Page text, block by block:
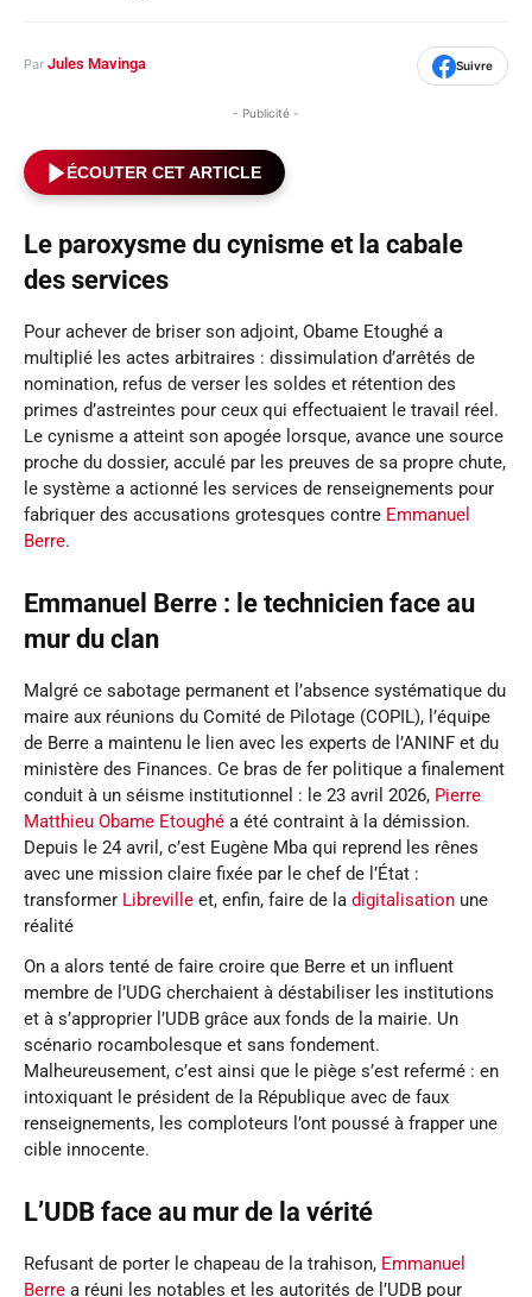
Par Jules Mavinga Suivre
- Publicité -
ÉCOUTER CET ARTICLE
Le paroxysme du cynisme et la cabale
des services
Pour achever de briser son adjoint, Obame Etoughé a
multiplié les actes arbitraires : dissimulation d’arrêtés de
nomination, refus de verser les soldes et rétention des
primes d’astreintes pour ceux qui effectuaient le travail réel.
Le cynisme a atteint son apogée lorsque, avance une source
proche du dossier, acculé par les preuves de sa propre chute,
le système a actionné les services de renseignements pour
fabriquer des accusations grotesques contre Emmanuel
Berre.
Emmanuel Berre : le technicien face au
mur du clan
Malgré ce sabotage permanent et l’absence systématique du
maire aux réunions du Comité de Pilotage (COPIL), l’équipe
de Berre a maintenu le lien avec les experts de l’ANINF et du
ministère des Finances. Ce bras de fer politique a finalement
conduit à un séisme institutionnel : le 23 avril 2026, Pierre
Matthieu Obame Etoughé a été contraint à la démission.
Depuis le 24 avril, c’est Eugène Mba qui reprend les rênes
avec une mission claire fixée par le chef de l’État :
transformer Libreville et, enfin, faire de la digitalisation une
réalité
On a alors tenté de faire croire que Berre et un influent
membre de l’UDG cherchaient à déstabiliser les institutions
et à s’approprier l’UDB grâce aux fonds de la mairie. Un
scénario rocambolesque et sans fondement.
Malheureusement, c’est ainsi que le piège s’est refermé : en
intoxiquant le président de la République avec de faux
renseignements, les comploteurs l’ont poussé à frapper une
cible innocente.
L’UDB face au mur de la vérité
Refusant de porter le chapeau de la trahison, Emmanuel
Berre a réuni les notables et les autorités de l’UDB pour